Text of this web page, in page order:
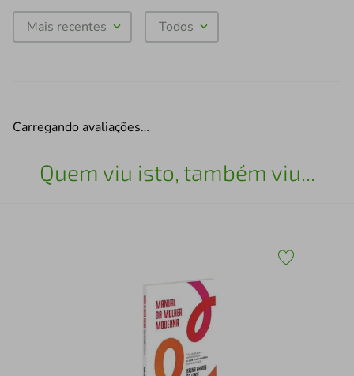
Mais recentes Todos
Carregando avaliações…
Quem viu isto, também viu...